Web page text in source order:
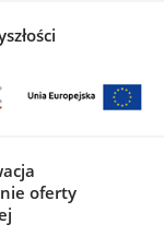
oferty